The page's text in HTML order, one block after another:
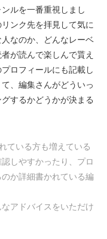
ルを一番重視しまし
ンク先を拝見して気に
なのか、どんなレーベ
が読んで楽しんで貰え
ロフィールにも記載し
、編集さんがどういっ
するかどうかが決まる
ている方も増えている
しやすかったり、プロ
か詳細書かれている編
アドバイスをいただけ